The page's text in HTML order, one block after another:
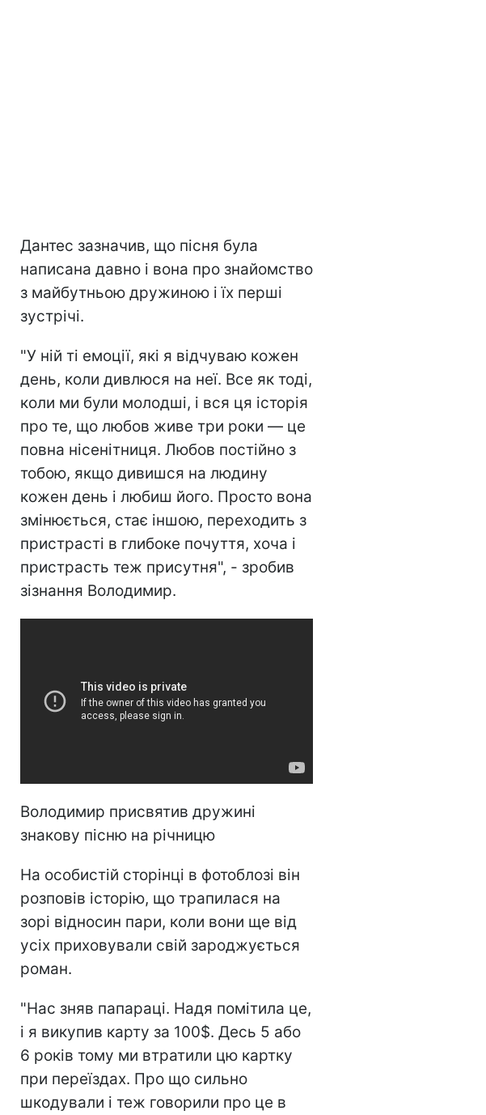
Дантес зазначив, що пісня була
написана давно і вона про знайомство
з майбутньою дружиною і їх перші
зустрічі.
"У ній ті емоції, які я відчуваю кожен
день, коли дивлюся на неї. Все як тоді,
коли ми були молодші, і вся ця історія
про те, що любов живе три роки — це
повна нісенітниця. Любов постійно з
тобою, якщо дивишся на людину
кожен день і любиш його. Просто вона
змінюється, стає іншою, переходить з
пристрасті в глибоке почуття, хоча і
пристрасть теж присутня", - зробив
зізнання Володимир.
Володимир присвятив дружині
знакову пісню на річницю
На особистій сторінці в фотоблозі він
розповів історію, що трапилася на
зорі відносин пари, коли вони ще від
усіх приховували свій зароджується
роман.
"Нас зняв папараці. Надя помітила це,
і я викупив карту за 100$. Десь 5 або
6 років тому ми втратили цю картку
при переїздах. Про що сильно
шкодували і теж говорили про це в